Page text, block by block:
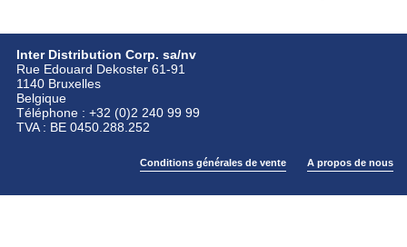
Inter Distribution Corp. sa/nv
Rue Edouard Dekoster 61-91
1140 Bruxelles
Belgique
Téléphone : +32 (0)2 240 99 99
TVA : BE 0450.288.252
Conditions générales de vente A propos de nous